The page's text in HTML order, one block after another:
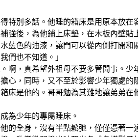
特別多話。他睡的箱床是用原本放
強後，為他鋪上床墊，在木板內壁
藍色的油漆，讓門可以從內側打開和
們也不知道。」
啊，真希望外祖母不要多管閒事。
心，同時，又不至於影響少年獨處的
床是他的。哥哥勉為其難地讓弟弟
為少年的專屬睡床。
的全身，沒有半點鬆弛，僅僅憑著